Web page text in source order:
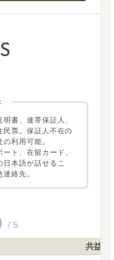
明書、連帯保証人、
民票。保証人不在の
利用可能。
ート、在留カード、
日本語が話せるこ
絡先。
/ 5
共益費